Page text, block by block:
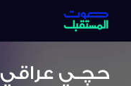
حچـي عراقي